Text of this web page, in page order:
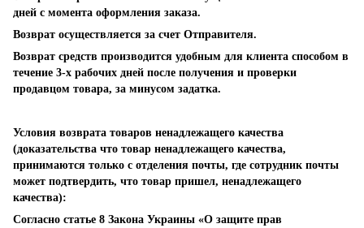
дней с момента оформления заказа.
Возврат осуществляется за счет Отправителя.
Возврат средств производится удобным для клиента способом в
течение 3-х рабочих дней после получения и проверки
продавцом товара, за минусом задатка.
Условия возврата товаров ненадлежащего качества
(доказательства что товар ненадлежащего качества,
принимаются только с отделения почты, где сотрудник почты
может подтвердить, что товар пришел, ненадлежащего
качества):
Согласно статье 8 Закона Украины «О защите прав